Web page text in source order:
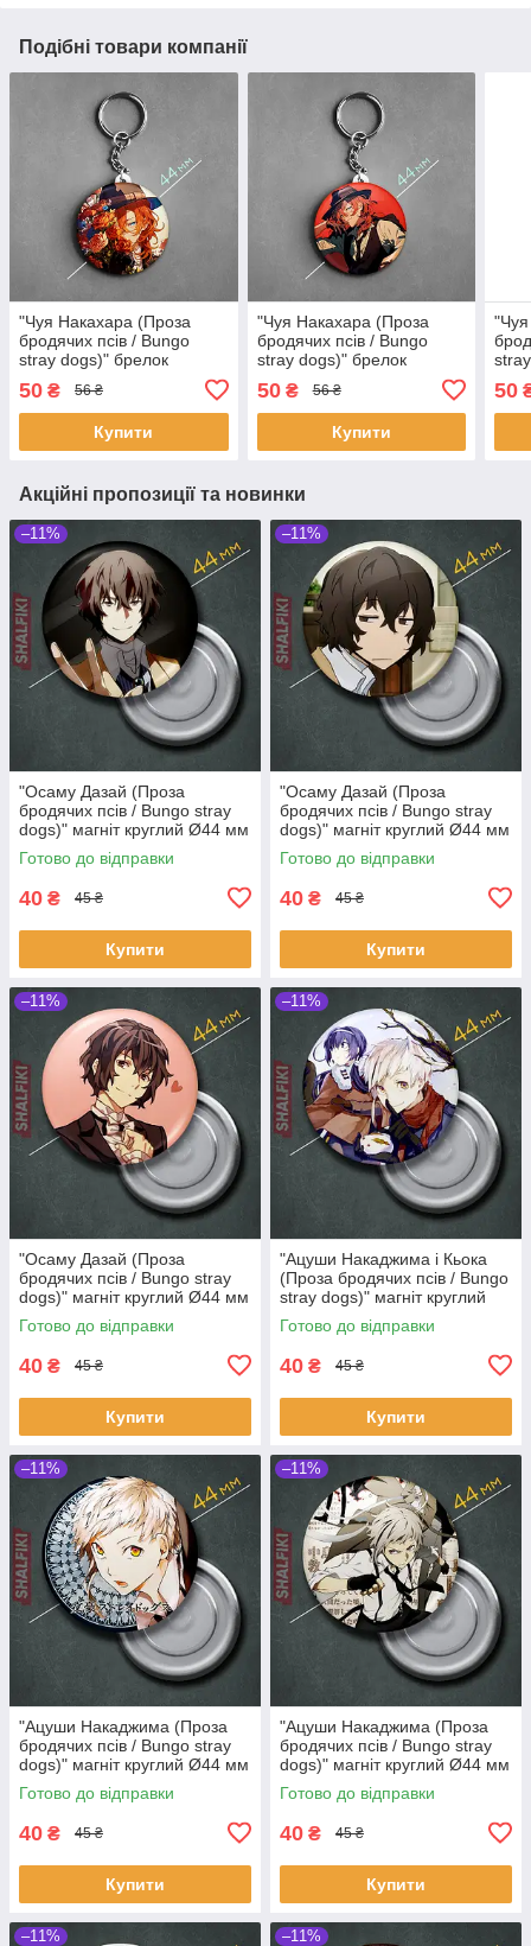
Подібні товари компанії
"Чуя Накахара (Проза
бродячих псів / Bungo
stray dogs)" брелок
50 ₴ 56 ₴
Купити
"Чуя Накахара (Проза
бродячих псів / Bungo
stray dogs)" брелок
50₴ 56 ₴
Купити
50
Акційні пропозиції та новинки
–11%
"Осаму Дазай (Проза
бродячих псів / Bungo stray
dogs)" магніт круглий Ø44 мм
Готово до відправки
40 ₴ 45 ₴
Купити
–11%
"Осаму Дазай (Проза
бродячих псів / Bungo stray
dogs)" магніт круглий Ø44 мм
Готово до відправки
40 ₴ 45 ₴
Купити
–11%
"Осаму Дазай (Проза
бродячих псів / Bungo stray
dogs)" магніт круглий Ø44 мм
Готово до відправки
40 ₴ 45 ₴
Купити
–11%
"Ацуши Накаджима і Кьока
(Проза бродячих псів / Bungo
stray dogs)" магніт круглий
Ø44 мм
Готово до відправки
40 ₴ 45 ₴
Купити
–11%
"Ацуши Накаджима (Проза
бродячих псів / Bungo stray
dogs)" магніт круглий Ø44 мм
Готово до відправки
40 ₴ 45 ₴
Купити
–11%
"Ацуши Накаджима (Проза
бродячих псів / Bungo stray
dogs)" магніт круглий Ø44 мм
Готово до відправки
40 ₴ 45 ₴
Купити
–11% –11%